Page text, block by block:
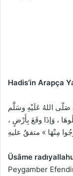
Hadis’in Arapça
اللهُ عَلَيْهِ وسَلَّم
، وَإذَا وقَعَ بِأَرْضٍ ،
Üsâme
Peygamber